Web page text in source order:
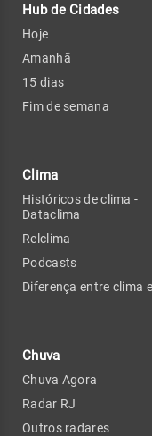
Hub de Cidades
Hoje
Amanhã
15 dias
Fim de semana
Clima
Históricos de clima -
Dataclima
Relclima
Podcasts
Diferença entre clima
Chuva
Chuva Agora
Radar RJ
Outros radares